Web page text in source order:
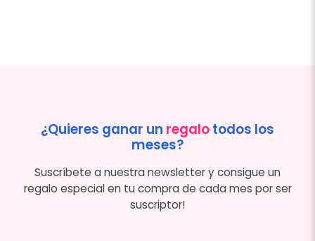
¿Quieres ganar un regalotodos los
meses?
Suscríbete a nuestra newsletter y consigue un
regalo especial en tu compra de cada mes por ser
suscriptor!